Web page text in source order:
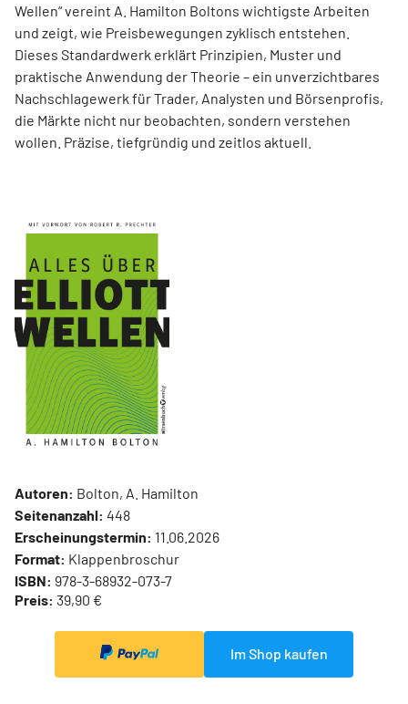
Wellen“ vereint A. Hamilton Boltons wichtigste Arbeiten
und zeigt, wie Preisbewegungen zyklisch entstehen.
Dieses Standardwerk erklärt Prinzipien, Muster und
praktische Anwendung der Theorie – ein unverzichtbares
Nachschlagewerk für Trader, Analysten und Börsenprofis,
die Märkte nicht nur beobachten, sondern verstehen
wollen. Präzise, tiefgründig und zeitlos aktuell.
Autoren: Bolton, A. Hamilton
Seitenanzahl: 448
Erscheinungstermin: 11.06.2026
Format: Klappenbroschur
ISBN: 978-3-68932-073-7
Preis: 39,90 €
Im Shop kaufen